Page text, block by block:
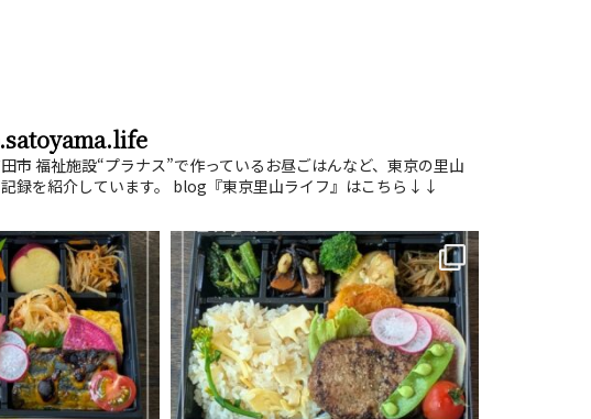
市 福祉施設“プラナス”で作っているお昼ごはんなど、東京の里山
録を紹介しています。
blog『東京里山ライフ』はこちら↓↓